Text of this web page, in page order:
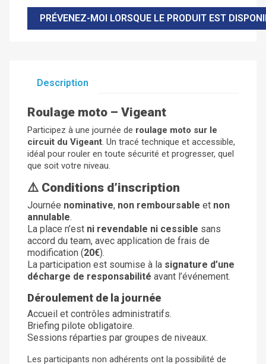
PRÉVENEZ-MOI LORSQUE LE PRODUIT EST
Description
Roulage moto – Vigeant
Participez à une journée de roulage moto sur le
circuit du Vigeant. Un tracé technique et accessible,
idéal pour rouler en toute sécurité et progresser, quel
que soit votre niveau.
⚠️ Conditions d’inscription
Journée nominative, non remboursable et non
annulable.
La place n’est ni revendable ni cessible sans
accord du team, avec application de frais de
modification (20€).
La participation est soumise à la signature d’une
décharge de responsabilité avant l’événement.
Déroulement de la journée
Accueil et contrôles administratifs.
Briefing pilote obligatoire.
Sessions réparties par groupes de niveaux.
Les participants non adhérents ont la possibilité de